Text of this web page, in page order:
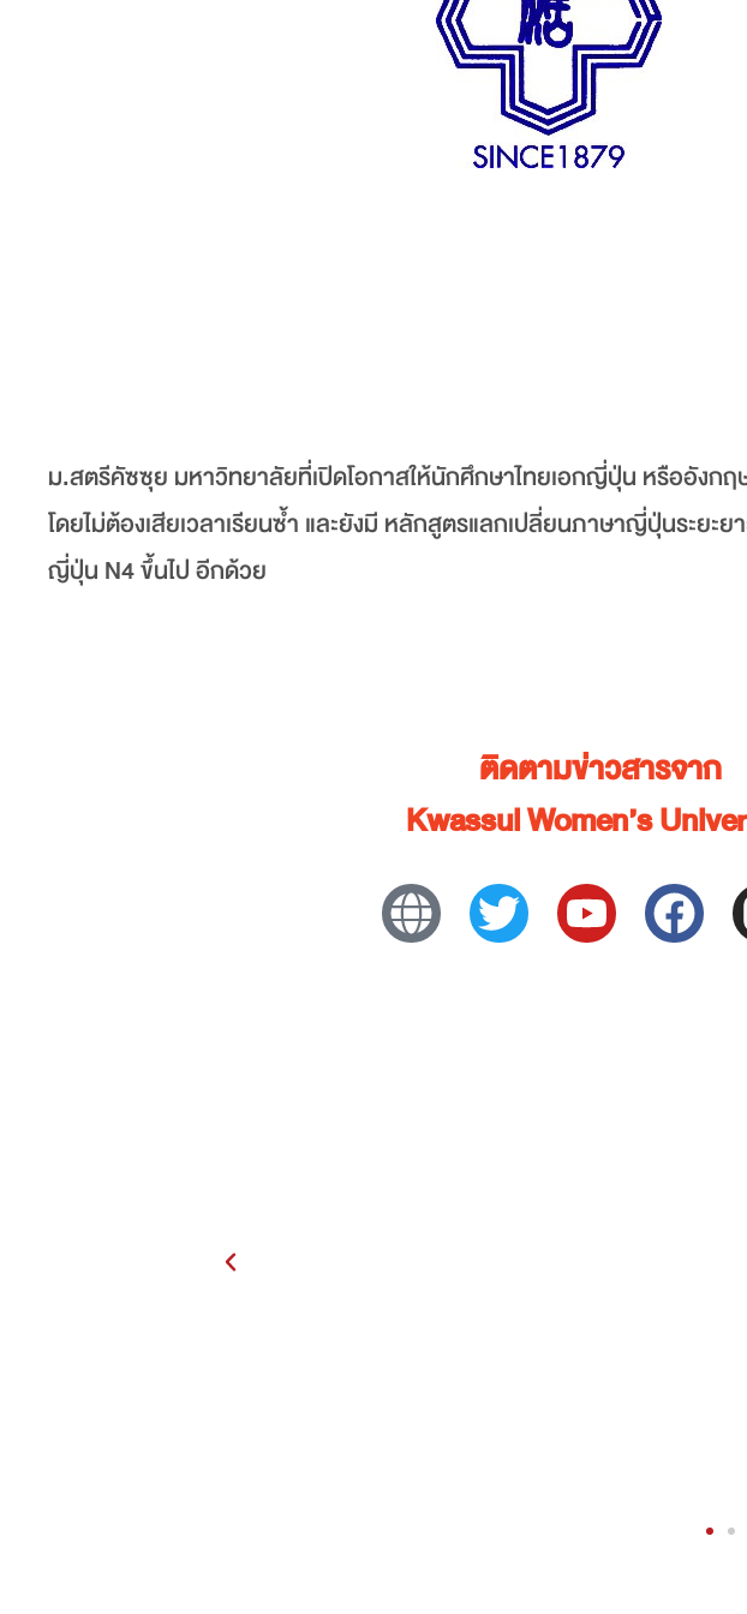
ม.สตรีคัซซุย มหาวิทยาลัยที่เปิดโอกาสให้นักศึกษาไทยเอกญี่ปุ่น หรืออังกฤ
โดยไม่ต้องเสียเวลาเรียนซ้ำ และยังมี หลักสูตรแลกเปลี่ยนภาษาญี่ปุ่นระยะ
ญี่ปุ่น N4 ขึ้นไป อีกด้วย
ติดตามข่าวสารจาก
Kwassui Women’s